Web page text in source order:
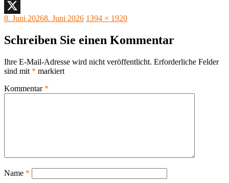
Facebook
X
Veröffentlicht
8. Juni 20268. Juni 2026 Originalgröße
1394 × 1920
Schreiben Sie einen Kommentar
Ihre E-Mail-Adresse wird nicht veröffentlicht. Erforderliche Felder
sind mit * markiert
Kommentar *
Name *